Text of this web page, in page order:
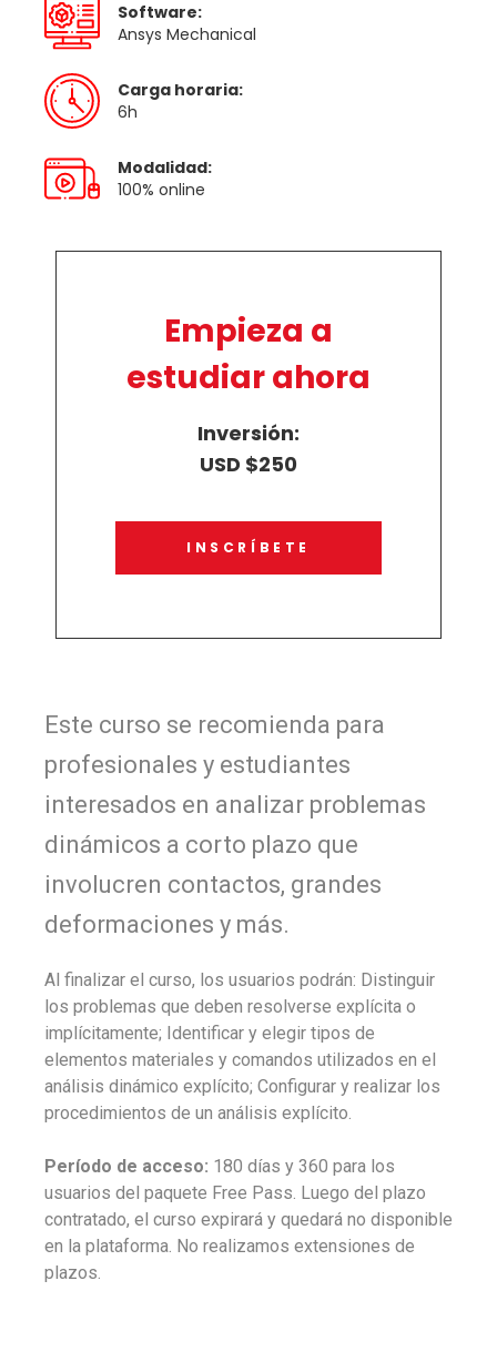
Software:
Ansys Mechanical
Carga horaria:
6h
Modalidad:
100% online
Empieza a
estudiar ahora
Inversión:
USD $250
INSCRÍBETE
Este curso se recomienda para
profesionales y estudiantes
interesados ​​en analizar problemas
dinámicos a corto plazo que
involucren contactos, grandes
deformaciones y más.
Al finalizar el curso, los usuarios podrán: Distinguir
los problemas que deben resolverse explícita o
implícitamente; Identificar y elegir tipos de
elementos materiales y comandos utilizados en el
análisis dinámico explícito; Configurar y realizar los
procedimientos de un análisis explícito.
Período de acceso: 180 días y 360 para los
usuarios del paquete Free Pass. Luego del plazo
contratado, el curso expirará y quedará no disponible
en la plataforma. No realizamos extensiones de
plazos.